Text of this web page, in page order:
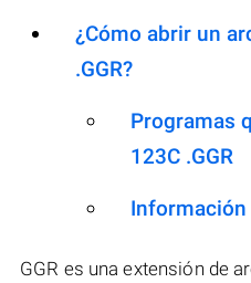
¿Cómo abrir un
.GGR?
Programas
123C .GGR
GGR es una extensión de